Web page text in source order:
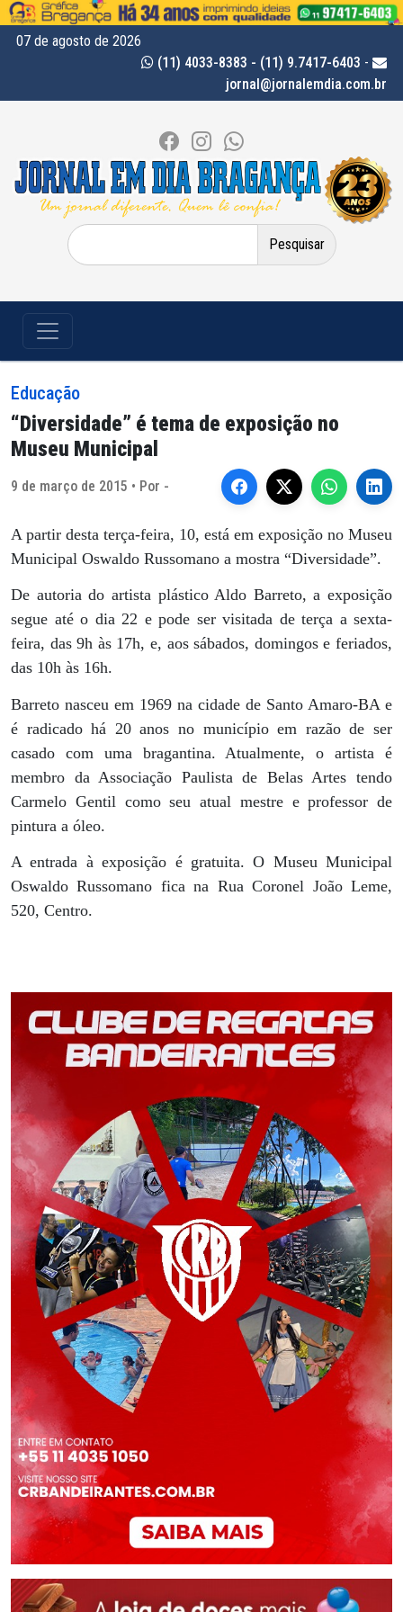
07 de agosto de 2026
(11) 4033-8383 - (11) 9.7417-6403 -
jornal@jornalemdia.com.br
Pesquisar
por:
Educação
“Diversidade” é tema de exposição no
Museu Municipal
9 de março de 2015 • Por -
A partir desta terça-feira, 10, está em exposição no Museu
Municipal Oswaldo Russomano a mostra “Diversidade”.
De autoria do artista plástico Aldo Barreto, a exposição
segue até o dia 22 e pode ser visitada de terça a sexta-
feira, das 9h às 17h, e, aos sábados, domingos e feriados,
das 10h às 16h.
Barreto nasceu em 1969 na cidade de Santo Amaro-BA e
é radicado há 20 anos no município em razão de ser
casado com uma bragantina. Atualmente, o artista é
membro da Associação Paulista de Belas Artes tendo
Carmelo Gentil como seu atual mestre e professor de
pintura a óleo.
A entrada à exposição é gratuita. O Museu Municipal
Oswaldo Russomano fica na Rua Coronel João Leme,
520, Centro.